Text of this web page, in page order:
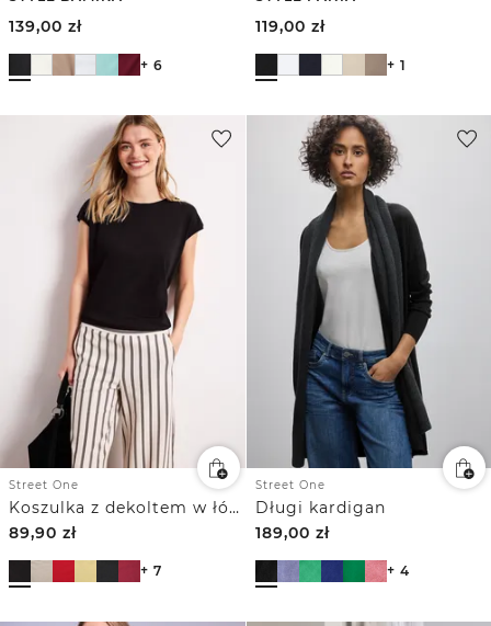
139,00 zł
+ 6
119,00 zł
+ 1
Street One
Koszulka z dekoltem w łódkę i ozdobnymi detalami
89,90 zł
+ 7
Street One
Długi kardigan
189,00 zł
+ 4